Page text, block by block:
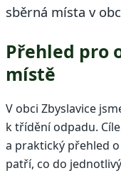
sběrná místa v
Přehled pro
místě
V obci Zbyslavice
k třídění odpadu.
a praktický přehled
patří, co do